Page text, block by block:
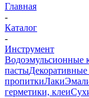
Главная
-
Каталог
-
Инструмент
Водоэмульсионные
пасты
пропиткиЛаки
герметики, клеи